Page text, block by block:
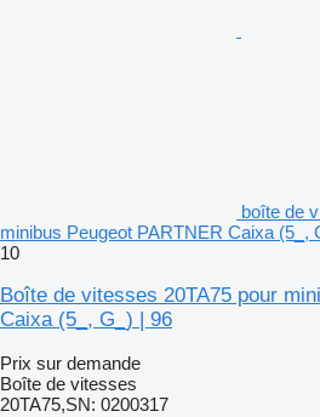
boîte de
minibus Peugeot PARTNER Caixa (5_,
10
Boîte de vitesses 20TA75 pour
Caixa (5_, G_) | 96
Prix sur demande
Boîte de vitesses
20TA75,SN: 0200317